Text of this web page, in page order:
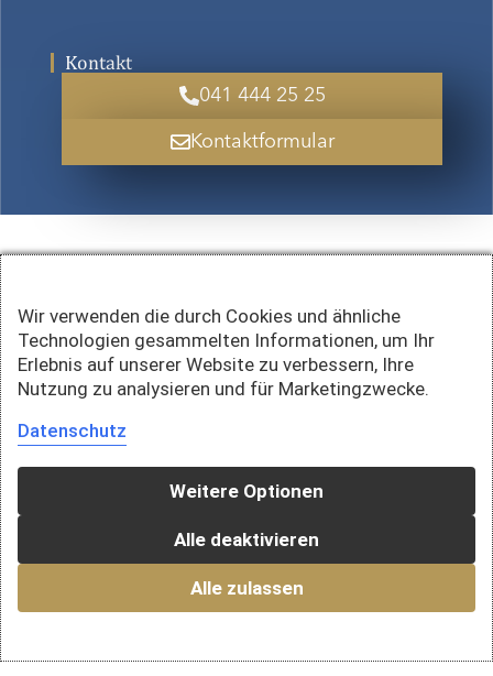
Kontakt
041 444 25 25
Kontaktformular
Wir verwenden die durch Cookies und ähnliche
Technologien gesammelten Informationen, um Ihr
Erlebnis auf unserer Website zu verbessern, Ihre
Nutzung zu analysieren und für Marketingzwecke.
Datenschutz
Weitere Optionen
Alle deaktivieren
Alle zulassen